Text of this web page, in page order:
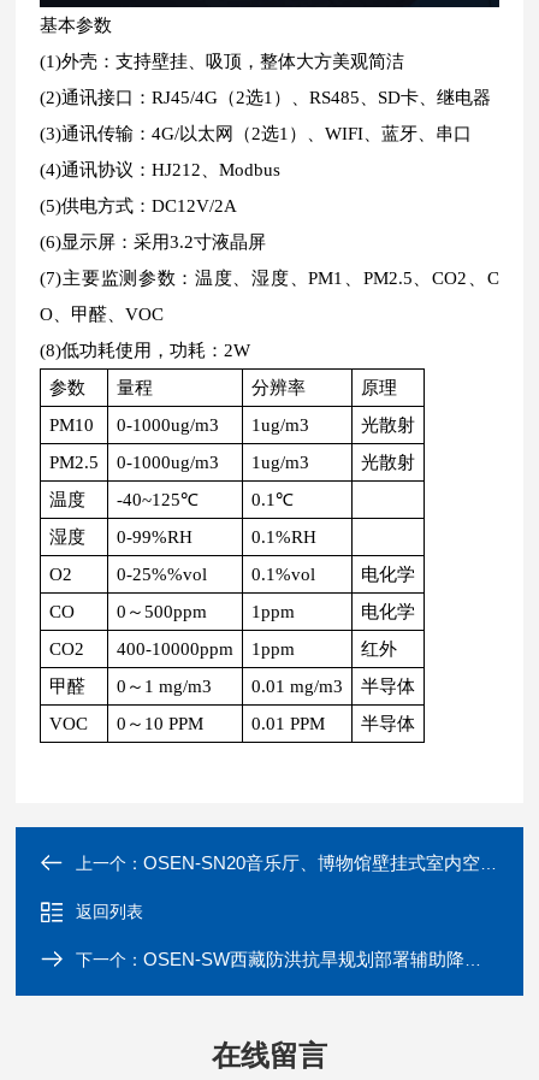
基本参数
(1)外壳：支持壁挂、吸顶，整体大方美观简洁
(2)通讯接口：RJ45/4G（2选1）、RS485、SD卡、继电器
(3)通讯传输：4G/以太网（2选1）、WIFI、蓝牙、串口
(4)通讯协议：HJ212、Modbus
(5)供电方式：DC12V/2A
(6)显示屏：采用3.2寸液晶屏
(7)主要监测参数：温度、湿度、PM1、PM2.5、CO2、C
O、甲醛、VOC
(8)低功耗使用，功耗：2W
参数
量程 分辨率
原理
PM10
0-1000ug/m3 1ug/m3
光散射
PM2.5
0-1000ug/m3 1ug/m3
光散射
温度
-40~125℃
0.1℃
湿度
0-99%RH
0.1%RH
O2
0-25%%vol 0.1%vol
电化学
CO
0～500ppm 1ppm
电化学
CO2
400-10000ppm 1ppm
红外
甲醛
0～1 mg/m3 0.01 mg/m3
半导体
VOC
0～10 PPM 0.01 PPM 半导体
上一个：OSEN-SN20音乐厅、博物馆壁挂式室内空气环境监测仪
返回列表
下一个：OSEN-SW西藏防洪抗旱规划部署辅助降雨量水位监测站
在线留言